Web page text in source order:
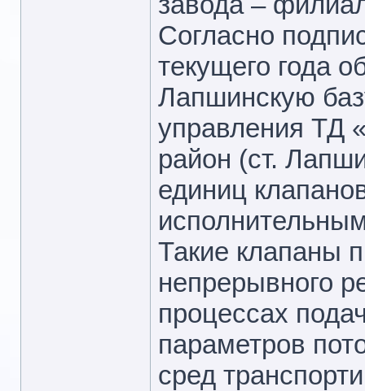
Согласно
текущего года
Лапшинскую
управления ТД
район (ст.
единиц
Такие клапаны
непрерывного
процессах
параметров
сред